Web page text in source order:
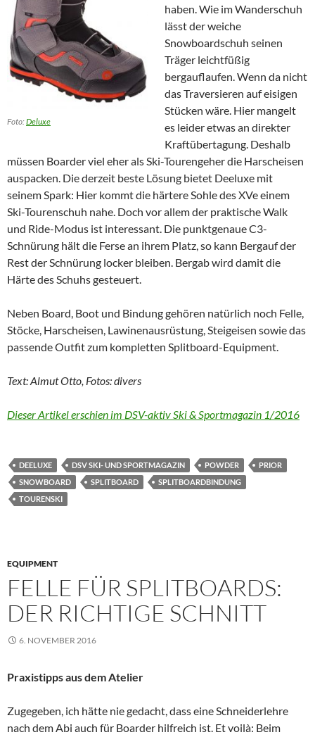
Foto:Deluxe
haben. Wie im Wanderschuh
lässt der weiche
Snowboardschuh seinen
Träger leichtfüßig
bergauflaufen. Wenn da nicht
das Traversieren auf eisigen
Stücken wäre. Hier mangelt
es leider etwas an direkter
Kraftübertagung. Deshalb
müssen Boarder viel eher als Ski-Tourengeher die Harscheisen
auspacken. Die derzeit beste Lösung bietet Deeluxe mit
seinem Spark: Hier kommt die härtere Sohle des XVe einem
Ski-Tourenschuh nahe. Doch vor allem der praktische Walk
und Ride-Modus ist interessant. Die punktgenaue C3-
Schnürung hält die Ferse an ihrem Platz, so kann Bergauf der
Rest der Schnürung locker bleiben. Bergab wird damit die
Härte des Schuhs gesteuert.
Neben Board, Boot und Bindung gehören natürlich noch Felle,
Stöcke, Harscheisen, Lawinenausrüstung, Steigeisen sowie das
passende Outfit zum kompletten Splitboard-Equipment.
Text: Almut Otto, Fotos: divers
Dieser Artikel erschien im DSV-aktiv Ski & Sportmagazin 1/2016
DEELUXE DSV SKI- UND SPORTMAGAZIN POWDER
PRIOR
SNOWBOARD
SPLITBOARD
SPLITBOARDBINDUNG
TOURENSKI
EQUIPMENT
FELLE FÜR SPLITBOARDS:
DER RICHTIGE SCHNITT
6. NOVEMBER 2016
Praxistipps aus dem Atelier
Zugegeben, ich hätte nie gedacht, dass eine Schneiderlehre
nach dem Abi auch für Boarder hilfreich ist. Et voilà: Beim